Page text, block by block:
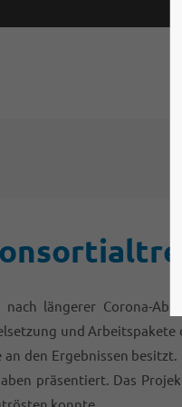
We
Mon -
längerer Corona-
und
an den Ergebnissen
präsentiert. Das